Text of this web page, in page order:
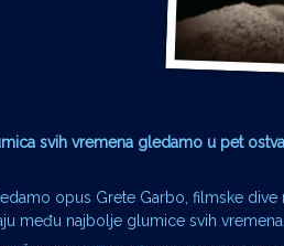
svih vremena gledamo u pet
opus Grete Garbo, filmske
među najbolje glumice svih vremena.